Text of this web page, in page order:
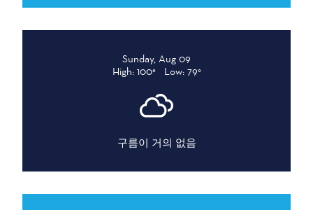
Sunday, Aug 09
High: 100°
Low: 79°
구름이 거의 없음